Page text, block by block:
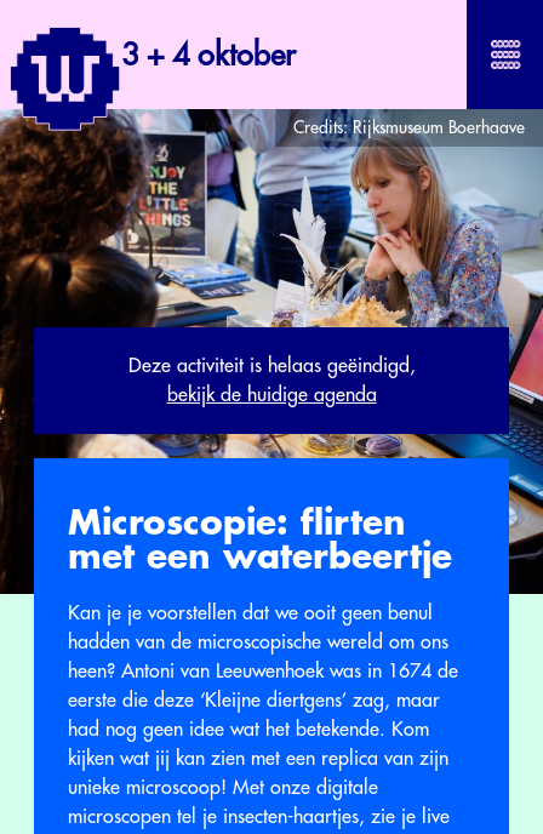
3 + 4 oktober
Credits: Rijksmuseum Boerhaave
Deze activiteit is helaas geëindigd,
bekijk de huidige agenda
Microscopie: flirten
met een waterbeertje
Kan je je voorstellen dat we ooit geen benul
hadden van de microscopische wereld om ons
heen? Antoni van Leeuwenhoek was in 1674 de
eerste die deze ‘Kleijne diertgens’ zag, maar
had nog geen idee wat het betekende. Kom
kijken wat jij kan zien met een replica van zijn
unieke microscoop! Met onze digitale
microscopen tel je insecten-haartjes, zie je live